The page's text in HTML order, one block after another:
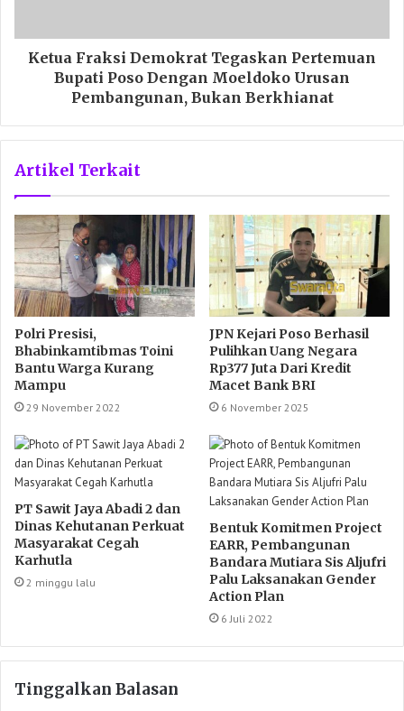
Ketua Fraksi Demokrat Tegaskan Pertemuan
Bupati Poso Dengan Moeldoko Urusan
Pembangunan, Bukan Berkhianat
Artikel Terkait
Polri Presisi,
Bhabinkamtibmas Toini
Bantu Warga Kurang
Mampu
29 November 2022
JPN Kejari Poso Berhasil
Pulihkan Uang Negara
Rp377 Juta Dari Kredit
Macet Bank BRI
6 November 2025
PT Sawit Jaya Abadi 2 dan
Dinas Kehutanan Perkuat
Masyarakat Cegah
Karhutla
2 minggu lalu
Bentuk Komitmen Project
EARR, Pembangunan
Bandara Mutiara Sis Aljufri
Palu Laksanakan Gender
Action Plan
6 Juli 2022
Tinggalkan Balasan